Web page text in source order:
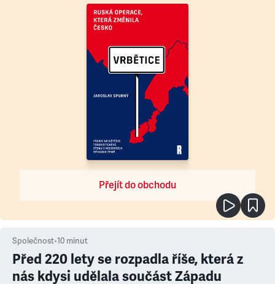
Přejít do obchodu
Společnost•10 minut
Před 220 lety se rozpadla říše, která z
nás kdysi udělala součást Západu